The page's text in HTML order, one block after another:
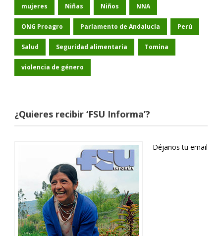
mujeres Niñas Niños NNA
ONG Proagro Parlamento de Andalucía Perú
Salud Seguridad alimentaria Tomina
violencia de género
¿Quieres recibir ‘FSU Informa’?
Déjanos tu email